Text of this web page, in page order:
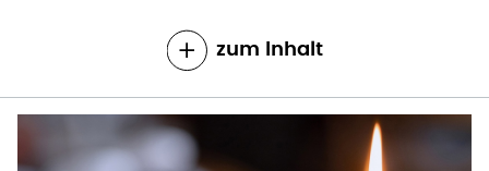
zum Inhalt